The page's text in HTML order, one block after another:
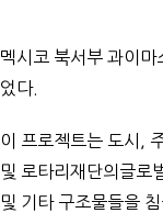
멕시코 북서부 과이마
었다.
이 프로젝트는 도시,
및 로타리재단의 글로
및 기타 구조물들을